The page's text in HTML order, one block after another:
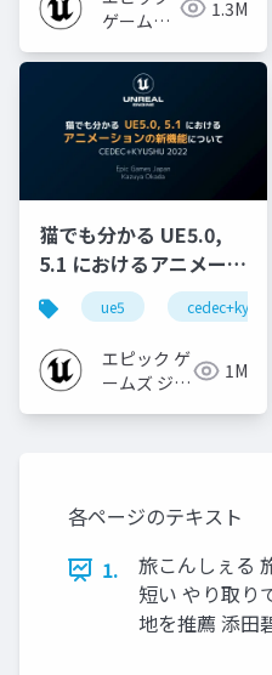
ゲームズ
1.3M
猫でも分かる UE5.0,
5.1 におけるアニメーシ
ョンの新機能について
【CEDEC+KYUSHU
2022】
ue5 cedec+kyushu
エピック ゲ
ームズ ジャ
1M
各ページのテキスト
1.
旅こんしぇる
短い やり取り
地を推薦 添田